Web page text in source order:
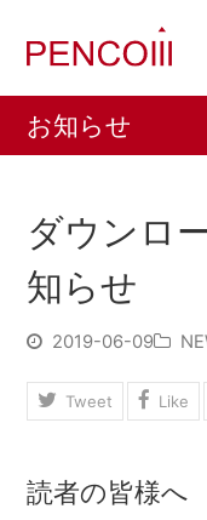
お知らせ
ダウンロ
知らせ
2019-06-09
Tweet Like
読者の皆様